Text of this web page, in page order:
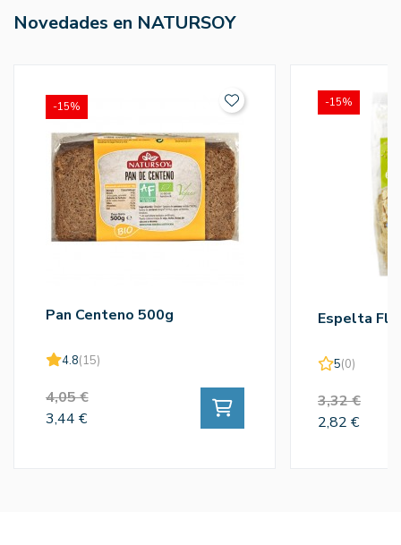
Novedades en NATURSOY
Pan Centeno 500g
4.8(15)
4,05 €
3,44 €
-15%
Espelta
5(0)
3,32 €
2,82 €
-15%